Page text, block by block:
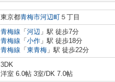
東京都青梅市河辺町 ５丁目
青梅線 「 河辺 」駅 徒歩7分
青梅線 「 小作 」駅 徒歩18分
青梅線 「 東青梅 」駅 徒歩22分
3DK
洋室 6.0帖 3室/DK 7.0帖